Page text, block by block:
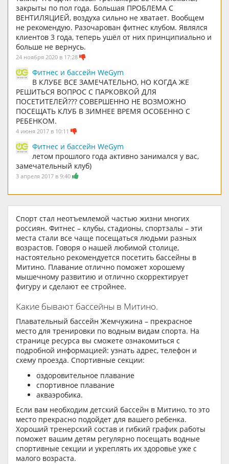
закрыты по пол года. Большая ПРОБЛЕМА С
ВЕНТИЛЯЦИЕЙ, воздуха сильно не хватает. Вообщем
не рекомендую. Разочарован фитнес клубом. Являлся
клиентов 3 года, теперь ушёл от них принципиально и
больше не вернусь.
24 ноября 2020 в 17:28
Фитнес и бассейн WeGym
В КЛУБЕ ВСЕ ЗАМЕЧАТЕЛЬНО, НО КОГДА ЖЕ
РЕШИТЬСЯ ВОПРОС С ПАРКОВКОЙ ДЛЯ
ПОСЕТИТЕЛЕЙ??? СОВЕРШЕННО НЕ ВОЗМОЖНО
ПОСЕЩАТЬ КЛУБ В ЗИМНЕЕ ВРЕМЯ ОСОБЕННО С
РЕБЕНКОМ.
4 июня 2017 в 10:11
Фитнес и бассейн WeGym
летом прошлого года активно занимался у вас,
замечательный клуб)
3 апреля 2017 в 9:40
Спорт стал неотъемлемой частью жизни многих
россиян. Фитнес – клубы, стадионы, спортзалы – эти
места стали все чаще посещаться людьми разных
возрастов. Говоря о нашей любимой столице,
настоятельно рекомендуется посетить бассейны в
Митино. Плавание отлично поможет хорошему
мышечному развитию и отлично скорректирует
фигуру и сделают ее стройнее.
Какие бывают бассейны в Митино.
Плавательный бассейн Жемчужина – прекрасное
место для тренировки по водным видам спорта. На
странице ресурса вы сможете ознакомиться с
подробной информацией: узнать адрес, телефон и
схему проезда. Спортивные секции:
оздоровительное плавание
спортивное плавание
акваэробика.
Если вам необходим детский бассейн в Митино, то это
место прекрасно подойдет для вашего ребенка.
Хороший тренерский состав и гибкий график работы
поможет вашим детям регулярно посещать водные
спортивные секции и укреплять их здоровье уже с
малого возраста.